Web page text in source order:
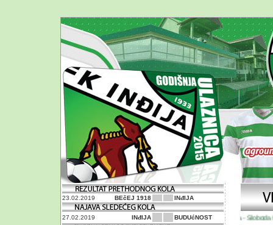
23.02.2019 BEčEJ 1918 INđIJA
27.02.2019 INđIJA BUDUćNOST Inđija - Sloboda 0: